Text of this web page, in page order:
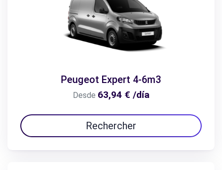
Peugeot Expert 4-6m3
Desde 63,94 € /día
Rechercher